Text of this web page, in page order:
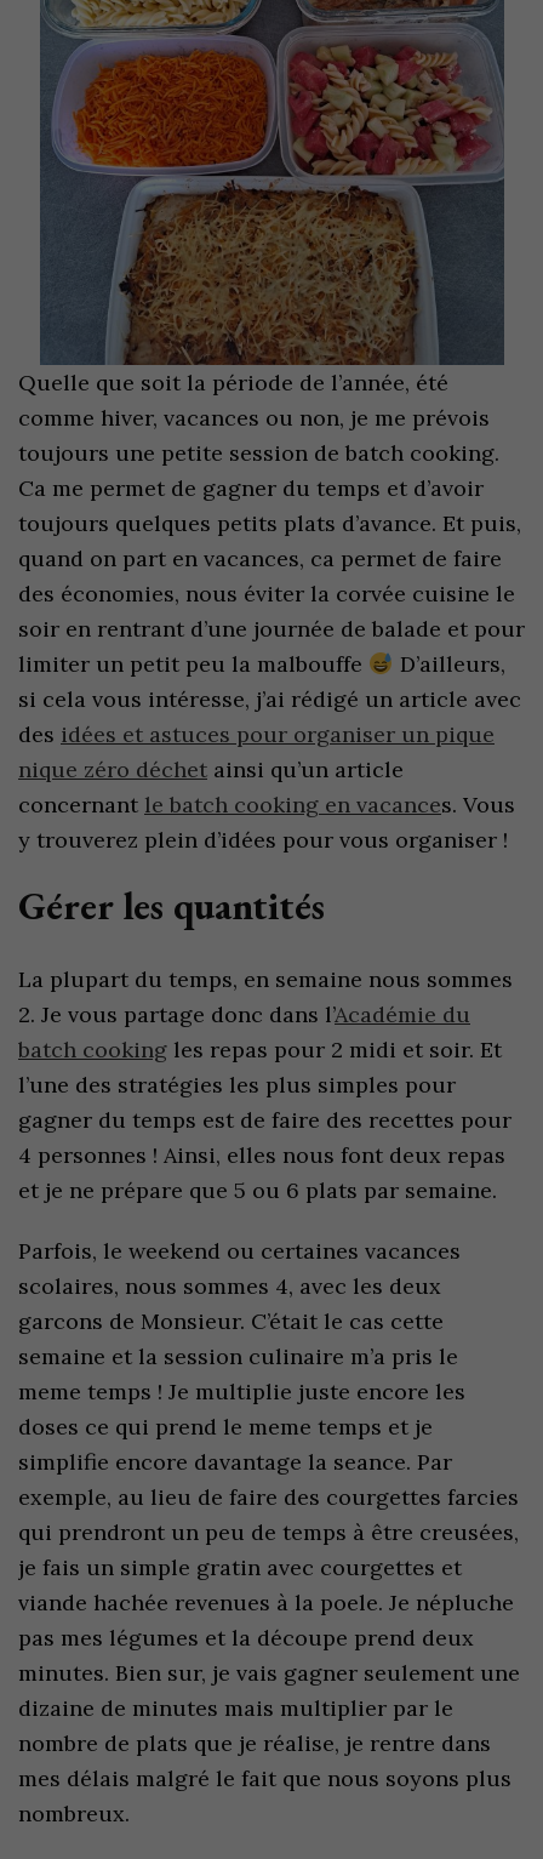
Quelle que soit la période de l’année, été
comme hiver, vacances ou non, je me prévois
toujours une petite session de batch cooking.
Ca me permet de gagner du temps et d’avoir
toujours quelques petits plats d’avance. Et puis,
quand on part en vacances, ca permet de faire
des économies, nous éviter la corvée cuisine le
soir en rentrant d’une journée de balade et pour
limiter un petit peu la malbouffe
D’ailleurs,
si cela vous intéresse, j’ai rédigé un article avec
des idées et astuces pour organiser un pique
nique zéro déchet ainsi qu’un article
concernant le batch cooking en vacances. Vous
y trouverez plein d’idées pour vous organiser !
Gérer les quantités
La plupart du temps, en semaine nous sommes
2. Je vous partage donc dans l’Académie du
batch cooking les repas pour 2 midi et soir. Et
l’une des stratégies les plus simples pour
gagner du temps est de faire des recettes pour
4 personnes ! Ainsi, elles nous font deux repas
et je ne prépare que 5 ou 6 plats par semaine.
Parfois, le weekend ou certaines vacances
scolaires, nous sommes 4, avec les deux
garcons de Monsieur. C’était le cas cette
semaine et la session culinaire m’a pris le
meme temps ! Je multiplie juste encore les
doses ce qui prend le meme temps et je
simplifie encore davantage la seance. Par
exemple, au lieu de faire des courgettes farcies
qui prendront un peu de temps à être creusées,
je fais un simple gratin avec courgettes et
viande hachée revenues à la poele. Je népluche
pas mes légumes et la découpe prend deux
minutes. Bien sur, je vais gagner seulement une
dizaine de minutes mais multiplier par le
nombre de plats que je réalise, je rentre dans
mes délais malgré le fait que nous soyons plus
nombreux.